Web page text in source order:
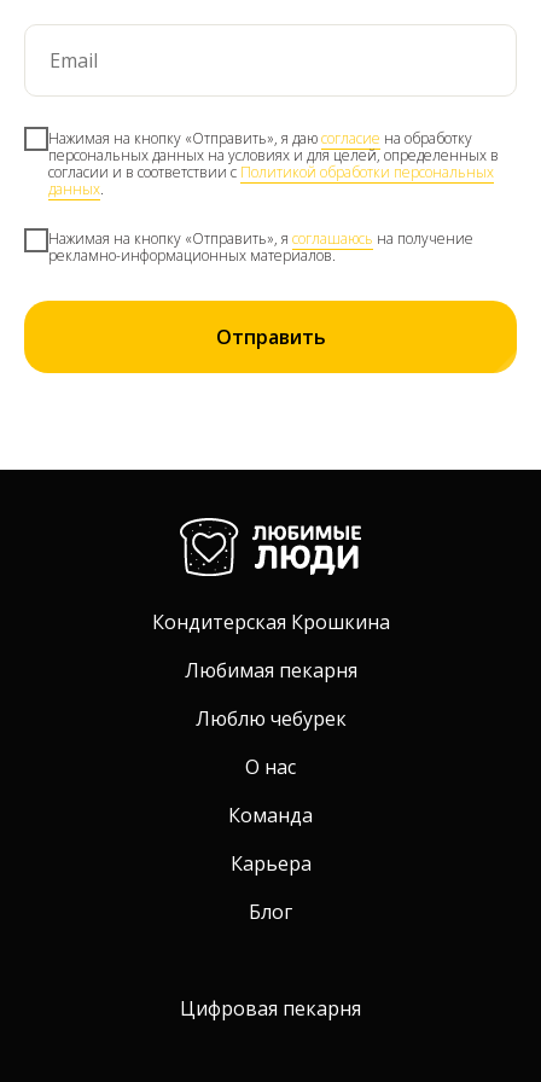
Нажимая на кнопку «Отправить», я даюсогласие на обработку
персональных данных на условиях и для целей, определенных в
согласии и в соответствии с Политикой обработки персональных
данных.
Нажимая на кнопку «Отправить», я соглашаюсь на получение
рекламно-информационных материалов.
Отправить
Кондитерская Крошкина
Любимая пекарня
Люблю чебурек
Цифровая пекарня
О нас
Команда
Блог
Карьера